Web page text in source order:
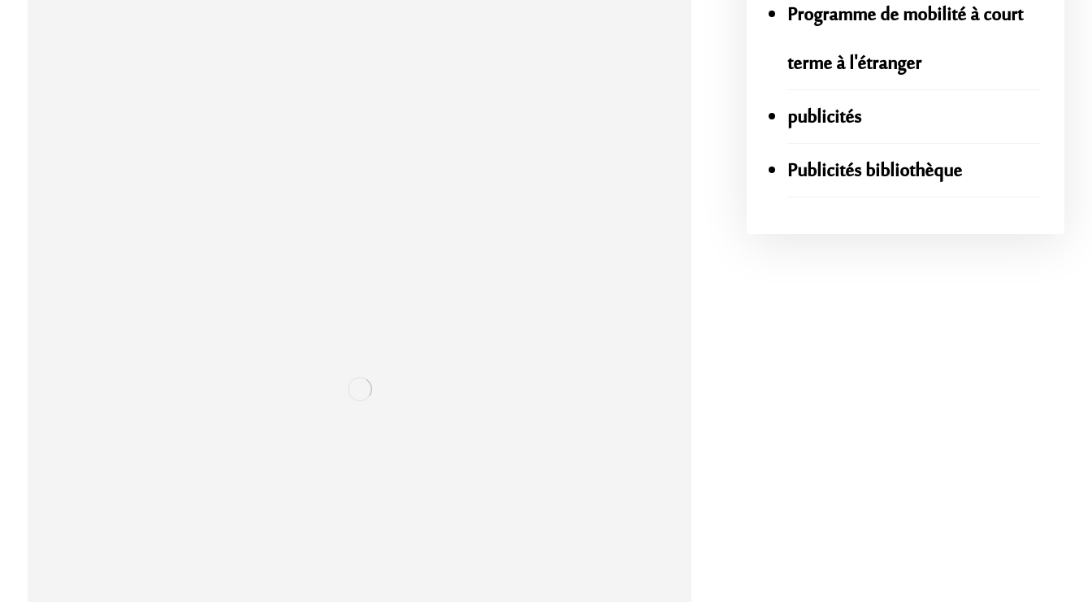
Programme de mobilité à court
terme à l'étranger
publicités
Publicités bibliothèque